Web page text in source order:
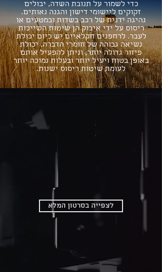
כדי לשמור על תנובת השדה, יבולים
זקוקים ליישומי דישון והגנה נאותים.
נהיגה ידנית של רכב בשדות ובמטעים או
ריסוס על ידי איבוק הן שיטות השייכות
לעבר. לרחפנים חקלאיים יש כיום יכולת
נשיאה גבוהה של חומרי הדברה, יכולת
פיזור גדולה יותר, וניתן להפעיל אותם
באופן בטוח ויעיל יותר ובעלות נמוכה יותר
לעומת שיטות ריסוס ישנות.
לצפייה בסרטון המלא